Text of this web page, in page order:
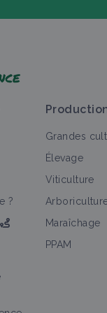
?
Grandes
Élevage
Viticulture
Maraîchage
PPAM